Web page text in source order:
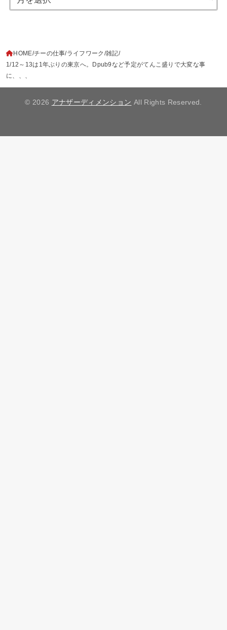
HOME チーの仕事 ライフワーク 雑記
1/12～13は1年ぶりの東京へ。Dpub9など予定がてんこ盛りで大変な事
に、、、
© 2026 アナザーディメンション All Rights Reserved.